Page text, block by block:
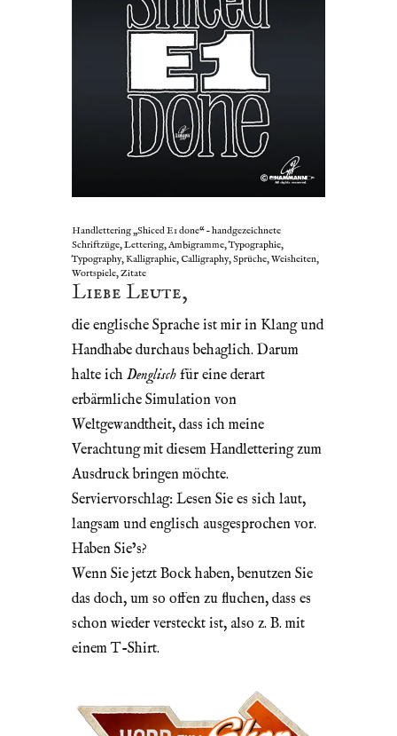
Handlettering „Shiced E1 done“ – handgezeichnete
Schriftzüge, Lettering, Ambigramme, Typographie,
Typography, Kalligraphie, Calligraphy, Sprüche, Weisheiten,
Wortspiele, Zitate
Liebe Leute,
die englische Sprache ist mir in Klang und
Handhabe durchaus behaglich. Darum
halte ich Denglischfür eine derart
erbärmliche Simulation von
Weltgewandtheit, dass ich meine
Verachtung mit diesem Handlettering zum
Ausdruck bringen möchte.
Serviervorschlag: Lesen Sie es sich laut,
langsam und englisch ausgesprochen vor.
Haben Sie’s?
Wenn Sie jetzt Bock haben, benutzen Sie
das doch, um so offen zu fluchen, dass es
schon wieder versteckt ist, also z. B. mit
einem T-Shirt.